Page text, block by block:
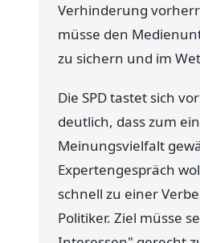
Verhinderung
müsse den
zu sichern und im
Die SPD tastet sich
deutlich, dass zum
Meinungsvielfalt
Expertengespräch
schnell zu einer
Politiker. Ziel müsse